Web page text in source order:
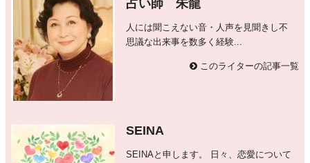
占い師 朱龍
人には聞こえない音・人声を見聞きし不
思議な出来事を数多く経験...
このライターの記事一覧
SEINA
SEINAと申します。 日々、恋愛について